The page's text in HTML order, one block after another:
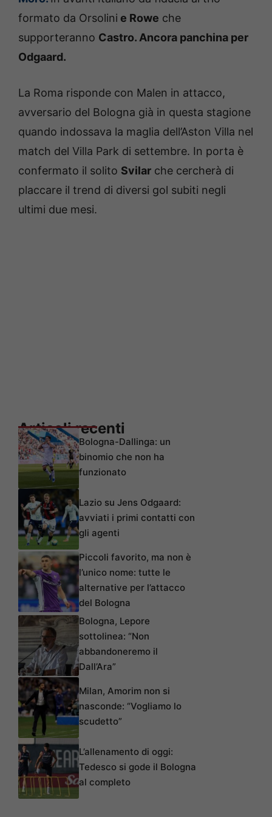
formato da Orsolini e Rowe che
supporteranno Castro. Ancora panchina per
Odgaard.
La Roma risponde con Malen in attacco,
avversario del Bologna già in questa stagione
quando indossava la maglia dell’Aston Villa nel
match del Villa Park di settembre. In porta è
confermato il solito Svilar che cercherà di
placcare il trend di diversi gol subiti negli
ultimi due mesi.
Articoli recenti
Bologna-Dallinga: un
binomio che non ha
funzionato
Lazio su Jens Odgaard:
avviati i primi contatti con
gli agenti
Piccoli favorito, ma non è
l’unico nome: tutte le
alternative per l’attacco
del Bologna
Bologna, Lepore
sottolinea: “Non
abbandoneremo il
Dall’Ara”
Milan, Amorim non si
nasconde: “Vogliamo lo
scudetto”
L’allenamento di oggi:
Tedesco si gode il Bologna
al completo